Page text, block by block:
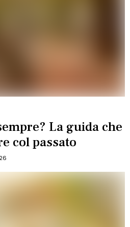
La guida che
col passato